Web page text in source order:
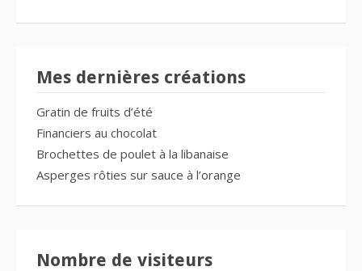
Mes dernières créations
Gratin de fruits d’été
Financiers au chocolat
Brochettes de poulet à la libanaise
Asperges rôties sur sauce à l’orange
Nombre de visiteurs